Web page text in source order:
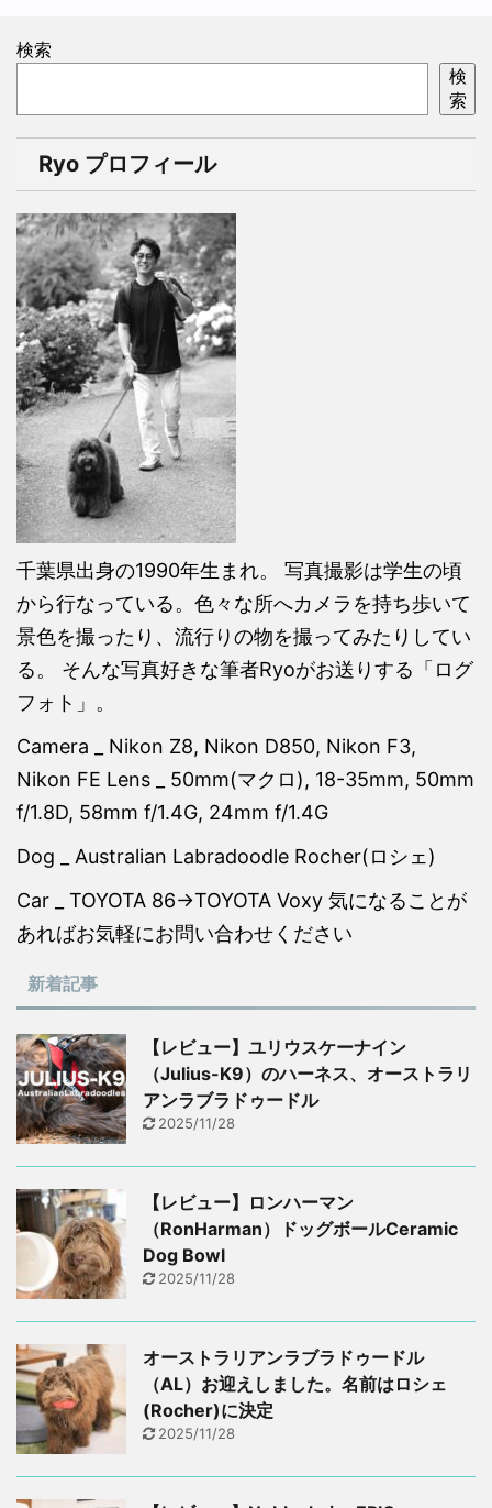
検索
検
索
Ryo プロフィール
千葉県出身の1990年生まれ。 写真撮影は学生の頃
から行なっている。色々な所へカメラを持ち歩いて
景色を撮ったり、流行りの物を撮ってみたりしてい
る。 そんな写真好きな筆者Ryoがお送りする「ログ
フォト」。
Camera _ Nikon Z8, Nikon D850, Nikon F3,
Nikon FE Lens _ 50mm(マクロ), 18-35mm, 50mm
f/1.8D, 58mm f/1.4G, 24mm f/1.4G
Dog _ Australian Labradoodle Rocher(ロシェ)
Car _ TOYOTA 86→TOYOTA Voxy 気になることが
あればお気軽にお問い合わせください
新着記事
【レビュー】ユリウスケーナイン
（Julius-K9）のハーネス、オーストラリ
アンラブラドゥードル
2025/11/28
【レビュー】ロンハーマン
（RonHarman）ドッグボールCeramic
Dog Bowl
2025/11/28
オーストラリアンラブラドゥードル
（AL）お迎えしました。名前はロシェ
(Rocher)に決定
2025/11/28